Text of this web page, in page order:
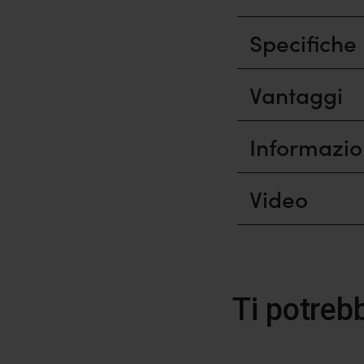
Specifiche
Vantaggi
Video
Ti